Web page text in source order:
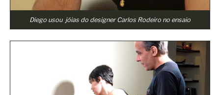
Diego usou jóias do designer Carlos Rodeiro no ensaio